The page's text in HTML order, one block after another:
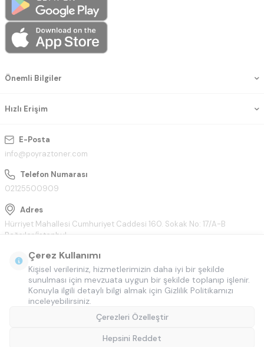
E-Posta
info@poyraztoner.com
Telefon Numarası
02125500909
Adres
Hürriyet Mahallesi Cumhuriyet Caddesi 160. Sokak No: 17/A-B
Bağcılar/İstanbul
Önemli Bilgiler
Hızlı Erişim
Çerez Kullanımı
Kişisel verileriniz, hizmetlerimizin daha iyi bir şekilde
sunulması için mevzuata uygun bir şekilde toplanıp işlenir.
Konuyla ilgili detaylı bilgi almak için Gizlilik Politikamızı
inceleyebilirsiniz.
Çerezleri Özelleştir
Hepsini Reddet